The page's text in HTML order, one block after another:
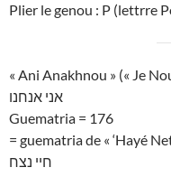
Plier le genou : P (lettrre
« Ani Anakhnou » (« Je
אני אנחנו
Guematria = 176
= guematria de « ‘Hayé
חיי נצח